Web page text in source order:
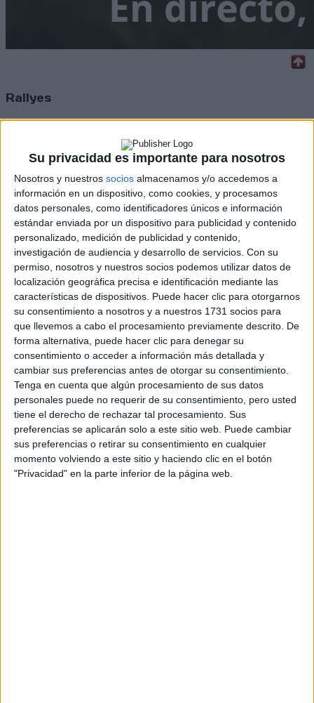
Su privacidad es importante para nosotros
Nosotros y nuestros socios almacenamos y/o accedemos a
información en un dispositivo, como cookies, y procesamos
datos personales, como identificadores únicos e información
estándar enviada por un dispositivo para publicidad y contenido
personalizado, medición de publicidad y contenido,
investigación de audiencia y desarrollo de servicios. Con su
permiso, nosotros y nuestros socios podemos utilizar datos de
localización geográfica precisa e identificación mediante las
características de dispositivos. Puede hacer clic para otorgarnos
su consentimiento a nosotros y a nuestros 1731 socios para
que llevemos a cabo el procesamiento previamente descrito. De
forma alternativa, puede hacer clic para denegar su
consentimiento o acceder a información más detallada y
cambiar sus preferencias antes de otorgar su consentimiento.
Tenga en cuenta que algún procesamiento de sus datos
personales puede no requerir de su consentimiento, pero usted
tiene el derecho de rechazar tal procesamiento. Sus
preferencias se aplicarán solo a este sitio web. Puede cambiar
sus preferencias o retirar su consentimiento en cualquier
momento volviendo a este sitio y haciendo clic en el botón
"Privacidad" en la parte inferior de la página web.
Rallyes
WRC
ERC
CERA
CERT
Internacionales
Campeonatos Autonómicos
Históricos
Dakar
RallyCross
Circuitos
Fórmula E
F2 / F3 / F4
Resistencia
Indycar
Otros
Producto
Producto
Web pensada para poder ofrecer diferentes
productos propios y ajenos para que los